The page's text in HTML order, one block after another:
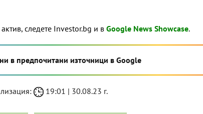
следете Investor.bg и вGoogle News Showcase.
в предпочитани източници в Google
19:01 | 30.08.23 г.